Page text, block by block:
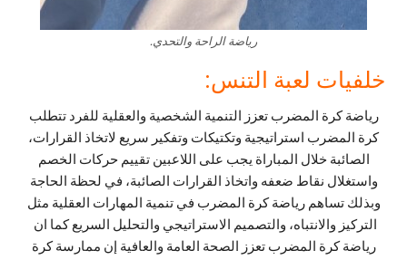
رياضة الراحة والتحدي.
خلفيات لعبة التنس:
رياضة كرة المضرب تعزز التنمية الشخصية والعقلية للفرد تتطلب
كرة المضرب استراتيجية وتكتيكات وتفكير سريع لاتخاذ القرارات،
الصائبة خلال المباراة يجب على اللاعبين تقييم حركات الخصم
واستغلال نقاط ضعفه واتخاذ القرارات الصائبة، في لحظة الحاجة
وبذلك تساهم رياضة كرة المضرب في تنمية المهارات العقلية مثل
التركيز والانتباه، والتصميم الاستراتيجي والتحليل السريع كما ان
رياضة كرة المضرب تعزز الصحة العامة والعافية إن ممارسة كرة